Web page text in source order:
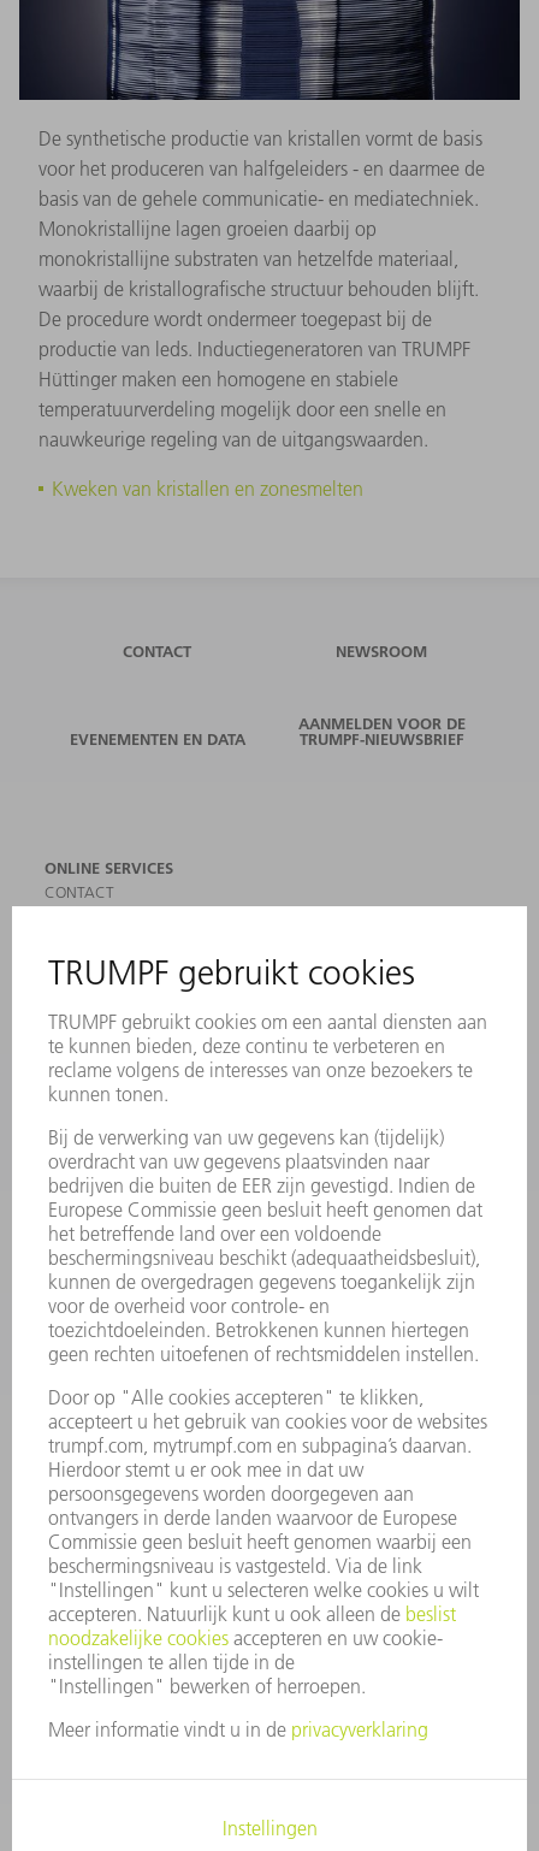
De synthetische productie van kristallen vormt de basis
voor het produceren van halfgeleiders - en daarmee de
basis van de gehele communicatie- en mediatechniek.
Monokristallijne lagen groeien daarbij op
monokristallijne substraten van hetzelfde materiaal,
waarbij de kristallografische structuur behouden blijft.
De procedure wordt ondermeer toegepast bij de
productie van leds. Inductiegeneratoren van TRUMPF
Hüttinger maken een homogene en stabiele
temperatuurverdeling mogelijk door een snelle en
nauwkeurige regeling van de uitgangswaarden.
Kweken van kristallen en zonesmelten
CONTACT NEWSROOM
EVENEMENTEN EN DATA
AANMELDEN VOOR DE
TRUMPF-NIEUWSBRIEF
ONLINE SERVICES
CONTACT
AANMELDEN VOOR NIEUWSBRIEF
MYTRUMPF
VEILIGHEIDSGEGEVENSBLADEN
PRODUCTEN
MACHINES & SYSTEMEN
LASER
ELEKTROGEREEDSCHAP
SMART FACTORY
SOFTWARE
SERVICES
TOEPASSINGEN
SECTOREN
ONDERNEMING
CARRIÈRE
VACATURES
BEDRIJFSPROFIEL
JAARVERSLAG
BEDRIJFSPRINCIPES
COMPLIANCE
KLOKKENLUIDERSYSTEEM
BEVEILIGING
PERSBERICHTEN
TIJDSCHRIFTEN
DUURZAAMHEID
MILIEU EN KLIMAAT
SAMENLEVING EN ONDERNEMING
BEDRIJFSVOERING
GEGEVENSBESCHERMING